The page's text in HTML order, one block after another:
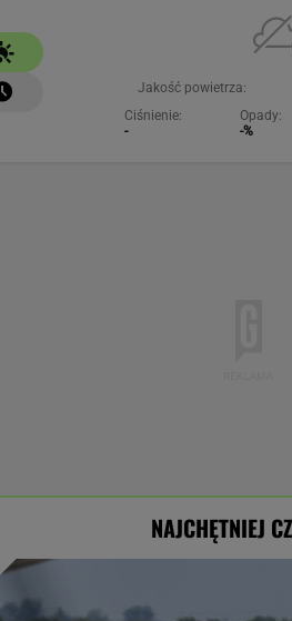
Jakość powietrza:
Ciśnienie:
-
Opady:
-%
NAJCHĘTNIEJ